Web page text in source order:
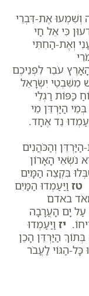
וְשִׁמְעוּ אֶת-דִּבְרֵי
כִּי אֵל חַי
וְאֶת-הַחִתִּי
עֹבֵר לִפְנֵיכֶם
מִשִּׁבְטֵי יִשְׂרָאֵל
כַּפּוֹת רַגְלֵי
הַיַּרְדֵּן מֵי
נֵד אֶחָד.
וְהַכֹּהֲנִים
נֹשְׂאֵי הָאָרוֹן
בִּקְצֵה הַמָּיִם
טז וַיַּעַמְדוּ הַמַּיִם
באדם
יָם הָעֲרָבָה
יז וַיַּעַמְדוּ
הַיַּרְדֵּן הָכֵן
הַגּוֹי לַעֲבֹר